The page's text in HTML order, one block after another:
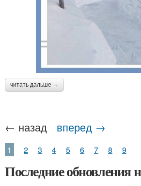
читать дальше →
← назад вперед →
1 2 3 4 5 6 7 8 9
Последние обновления